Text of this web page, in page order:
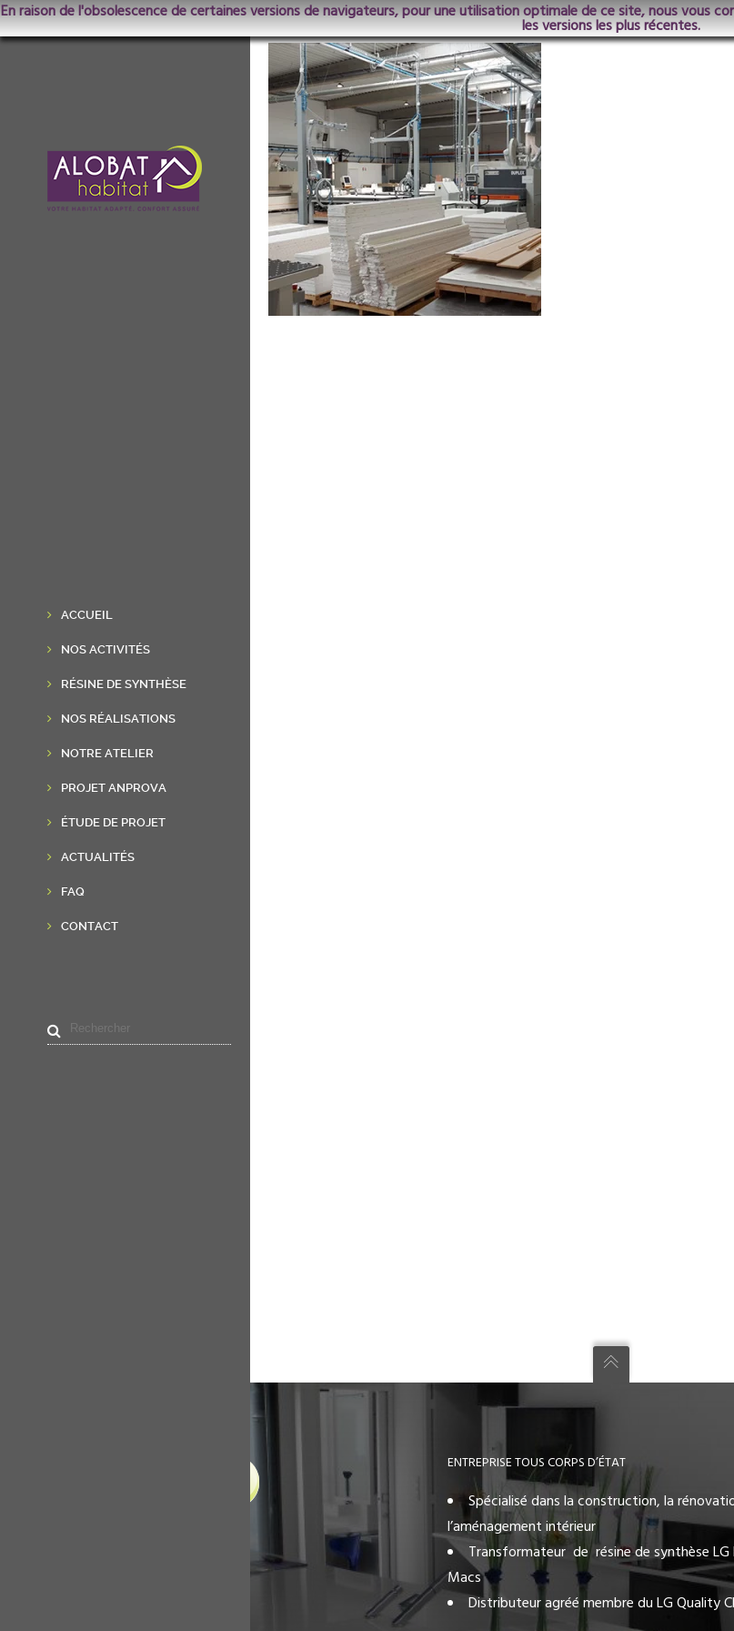
En raison de l'obsolescence de certaines versions de navigateurs, pour une utilisation optimale de ce site, nous vous
les versions les plus récentes.
ACCUEIL
NOS ACTIVITÉS
RÉSINE DE SYNTHÈSE
NOS RÉALISATIONS
NOTRE ATELIER
PROJET ANPROVA
ÉTUDE DE PROJET
ACTUALITÉS
FAQ
CONTACT
Inauguration-Machines-2
ENTREPRISE TOUS CORPS D’ÉTAT
Spécialisé dans la construction, la
l’aménagement intérieur
Transformateur de résine de synthèse LG
Macs
Distributeur agréé membre du LG Quality